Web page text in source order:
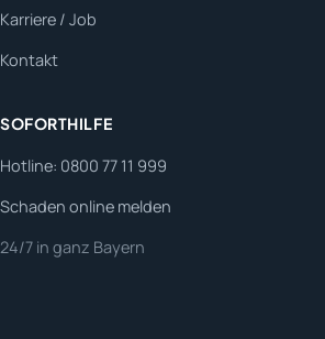
Karriere / Job
Kontakt
SOFORTHILFE
Hotline: 0800 77 11 999
Schaden online melden
24/7 in ganz Bayern